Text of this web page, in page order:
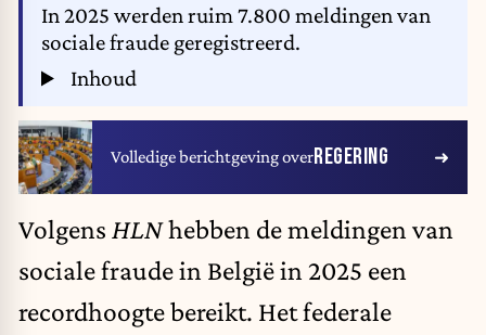
In 2025 werden ruim 7.800 meldingen van
sociale fraude geregistreerd.
Inhoud
Volledige berichtgeving overREGERING
Volgens HLNhebben de meldingen van
sociale fraude in België in 2025 een
recordhoogte bereikt. Het federale